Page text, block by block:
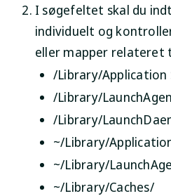
I søgefeltet skal du
individuelt og
eller mapper relateret
/Library/Application
/Library/
/Library/
~/Library/
~/Library/
~/Library/Caches/